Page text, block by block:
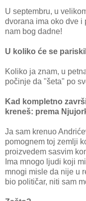
U septembru, u
dvorana ima oko dve i
nam bog dadne!
U koliko će se
Koliko ja znam, u
počinje da "šeta" po
Kad kompletno
kreneš: prema
Ja sam krenuo
pomognem toj zemlji
proizvedem sasvim
Ima mnogo ljudi koji
mnogi misle da nije u
bio političar, niti sam